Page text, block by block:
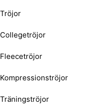
Tröjor
Collegetröjor
Fleecetröjor
Kompressionströjor
Träningströjor